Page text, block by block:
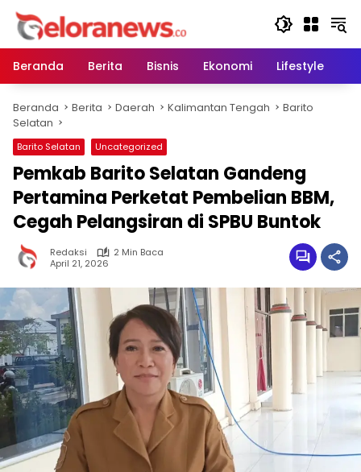
Langsung
konten
Beranda
Berita Bisnis Ekonomi Lifestyle
Beranda Berita Daerah Kalimantan Tengah
Barito
Selatan
Barito Selatan Uncategorized
Pemkab Barito Selatan Gandeng
Pertamina Perketat Pembelian BBM,
Cegah Pelangsiran di SPBU Buntok‎
Redaksi
2 Min Baca
April 21, 2026